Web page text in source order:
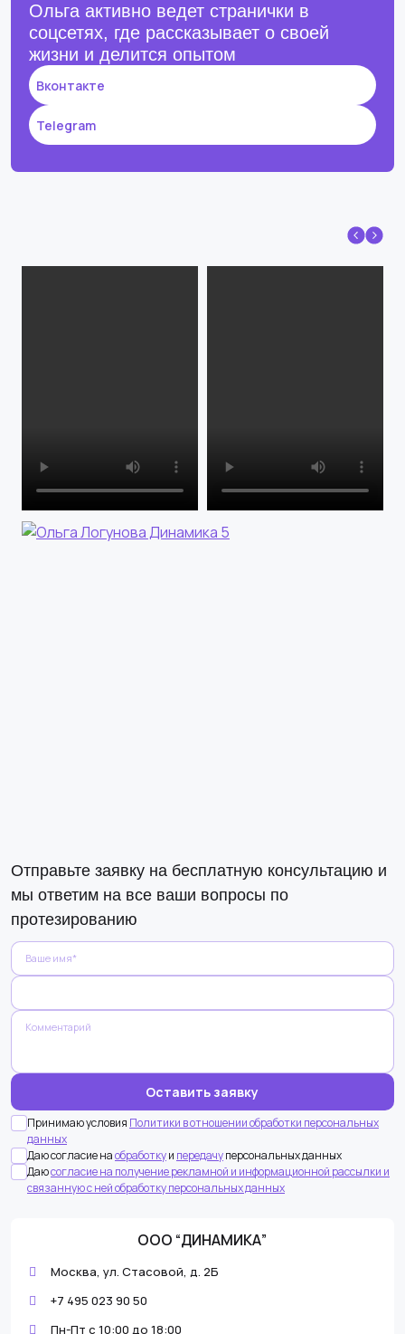
Ольга активно ведет странички в
соцсетях, где рассказывает о своей
жизни и делится опытом
Вконтакте
Telegram
Отправьте заявку на бесплатную консультацию и
мы ответим на все ваши вопросы по
протезированию
Оставьте
это поле
Принимаю условия Политики в отношении обработки персональных
данных
Даю согласие наобработкуи передачуперсональных данных
Даюсогласие на получение рекламной и информационной рассылки и
связанную с ней обработку персональных данных
ООО “ДИНАМИКА”
Москва, ул. Стасовой, д. 2Б
+7 495 023 90 50
Пн-Пт с 10:00 до 18:00